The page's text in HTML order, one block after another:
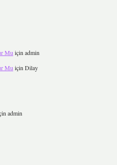
Mu için admin
Mu için Dilay
admin